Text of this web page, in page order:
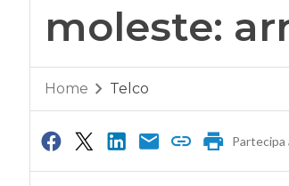
moleste:
Home Telco